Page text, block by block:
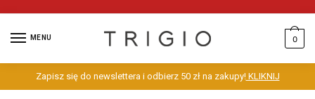
MENU 0
Zapisz się do newslettera i odbierz 50 zł na zakupy!KLIKNIJ